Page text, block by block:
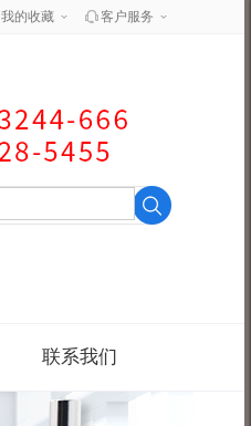
我的收藏 客户服务
联系我们